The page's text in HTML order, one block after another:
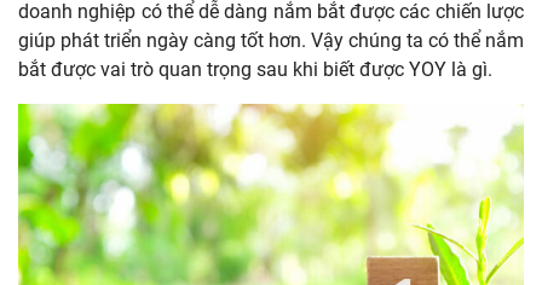
doanh nghiệp có thể dễ dàng nắm bắt được các chiến lược
giúp phát triển ngày càng tốt hơn. Vậy chúng ta có thể nắm
bắt được vai trò quan trọng sau khi biết được YOY là gì.